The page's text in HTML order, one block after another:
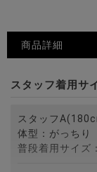
商品詳細
スタッフ着用サ
スタッフ
体型：がっちり
普段着用サイズ